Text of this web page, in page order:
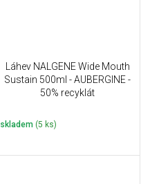
Láhev NALGENE Wide Mouth
Sustain 500ml - AUBERGINE -
50% recyklát
skladem (5 ks)